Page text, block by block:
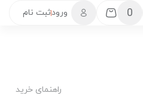
0 ورودثبت نام
راهنمای خرید